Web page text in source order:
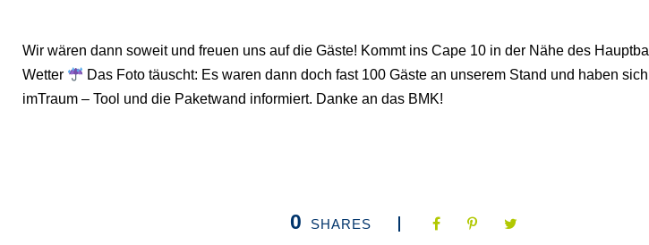
Wir wären dann soweit und freuen uns auf die Gäste! Kommt ins Cape 10 in der Nähe des
Wetter
Das Foto täuscht: Es waren dann doch fast 100 Gäste an unserem Stand und haben
imTraum – Tool und die Paketwand informiert. Danke an das BMK!
0 SHARES